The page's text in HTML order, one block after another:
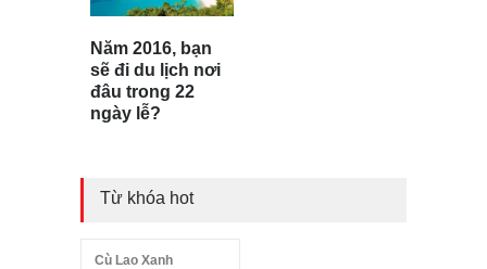
Năm 2016, bạn
sẽ đi du lịch nơi
đâu trong 22
ngày lễ?
Từ khóa hot
Cù Lao Xanh